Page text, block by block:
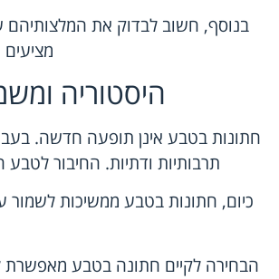
בנוסף, חשוב לבדוק את
מציעים
היסטוריה
חתונות בטבע אינן תופעה חדשה.
תרבותיות ודתיות. החיבור
כיום, חתונות בטבע ממשיכות לשמור
הבחירה לקיים חתונה בטבע מאפשרת